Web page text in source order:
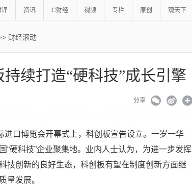
评 资讯 C财经 视频 专栏 原创 观天下
财经滚动
持续打造“硬科技”成长引擎
分享
进口博览会开幕式上，科创板宣告设立。一岁一华
“硬科技”企业聚集地。业内人士认为，为进一步发挥
技创新的良好生态，科创板有望在制度创新方面继
量发展。